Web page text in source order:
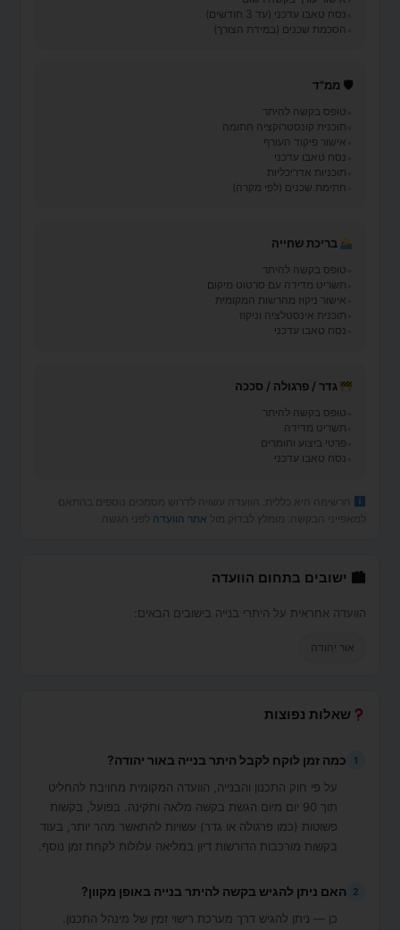
נסח טאבו עדכני (עד 3 חודשים)
הסכמת שכנים (במידת הצורך)
🛡 ממ"ד
טופס בקשה להיתר
תוכנית קונסטרוקציה חתומה
אישור פיקוד העורף
נסח טאבו עדכני
תוכניות אדריכליות
חתימת שכנים (לפי מקרה)
בריכת שחייה
טופס בקשה להיתר
תשריט מדידה עם סרטוט מיקום
אישור ניקוז מהרשות המקומית
תוכנית אינסטלציה וניקוז
נסח טאבו עדכני
גדר / פרגולה / סככה
טופס בקשה להיתר
תשריט מדידה
פרטי ביצוע וחומרים
נסח טאבו עדכני
הרשימה היא כללית. הוועדה עשויה לדרוש מסמכים נוספים בהתאם
למאפייני הבקשה. מומלץ לבדוק מול אתר הוועדה לפני הגשה.
🏙 ישובים בתחום הוועדה
הוועדה אחראית על היתרי בנייה בישובים הבאים:
אור יהודה
שאלות נפוצות
1 כמה זמן לוקח לקבל היתר בנייה באור יהודה?
על פי חוק התכנון והבנייה, הוועדה המקומית מחויבת להחליט
תוך 90 יום מיום הגשת בקשה מלאה ותקינה. בפועל, בקשות
פשוטות (כמו פרגולה או גדר) עשויות להתאשר מהר יותר, בעוד
בקשות מורכבות הדורשות דיון במליאה עלולות לקחת זמן נוסף.
2 האם ניתן להגיש בקשה להיתר בנייה באופן מקוון?
כן — ניתן להגיש דרך מערכת רישוי זמין של מינהל התכנון.